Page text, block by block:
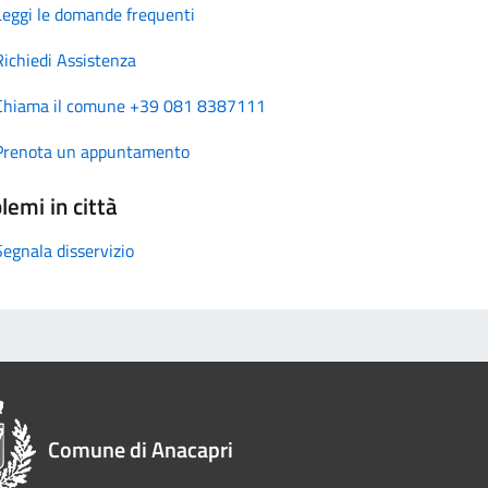
le domande frequenti
Assistenza
il comune +39 081 8387111
un appuntamento
in città
disservizio
Comune di Anacapri